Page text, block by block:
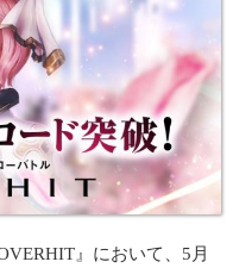
』において、5月